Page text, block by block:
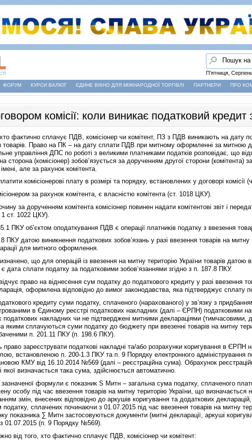
Пошук
П'ятниця,
ФОРУМ КУРСИ ВАЛЮТ ЄДИНЕ ВІКНО ДЛЯ МІЖНАРОДНОЇ ТОРГІВЛІ ПАРТНЕРИ ПРО
комісії: коли виникає податковий
фактично сплачує ПДВ, комісіонер чи комітент, ПЗ з ПДВ виникають на дату
Право на ПК – на дату сплати ПДВ при митному оформленні за митною
управління ДПС по роботі з великими платниками податків розповідає, що
сторона (комісіонер) зобов’язується за дорученням другої сторони (комітента)
але за рахунок комітента.
комісіонерові плату в розмірі та порядку, встановлених у договорі
за рахунок комітента, є власністю комітента (ст. 1018 ЦКУ).
за дорученням комітента комісіонер повинен надати комітентові звіт і
1 ст. 1022 ЦКУ).
ПКУ об’єктом оподаткування ПДВ є операції платників податку з ввезення
ПКУ датою виникнення податкових зобов’язань у разі ввезення товарів на митну
для митного оформлення.
що для операцій із ввезення на митну територію України товарів датою
дата сплати податку за податковими зобов’язаннями згідно з п. 187.8 ПКУ.
право на віднесення сум податку до податкового кредиту у разі ввезення
оформлена відповідно до вимог законодавства, яка підтверджує сплату
кредиту суми податку, сплаченого (нарахованого) у зв’язку з
в Єдиному реєстрі податкових накладних (далі – ЄРПН) податковими
податкових накладних чи не підтверджені митними деклараціями
якими сплачуються суми податку до бюджету при ввезенні товарів на митну
п. 201.11 ПКУ (п. 198.6 ПКУ).
зареєструвати податкові накладні та/або розрахунки коригування в ЄРПН
встановленою п. 200-1.3 ПКУ та п. 9 Порядку електронного адміністрування
КМУ від 16.10.2014 №569 (далі – реєстраційна сума). Обрахунок
визначається така сума, здійснюється автоматично.
формули є показник S Митн – загальна сума податку, сплаченого
особу під час ввезення товарів на митну територію України, що визначається
змін, внесених відповідно до аркушів коригування та додаткових
сплачених починаючи з 01.07.2015 під час ввезення товарів на митну
показника ∑ Митн застосовуються документи (митні декларації, аркуші
01.07.2015 (п. 9 Порядку №569).
від того, хто фактично сплачує ПДВ, комісіонер чи комітент: